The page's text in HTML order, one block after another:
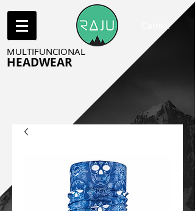
Carrito:
MULTIFUNCIONAL
HEADWEAR